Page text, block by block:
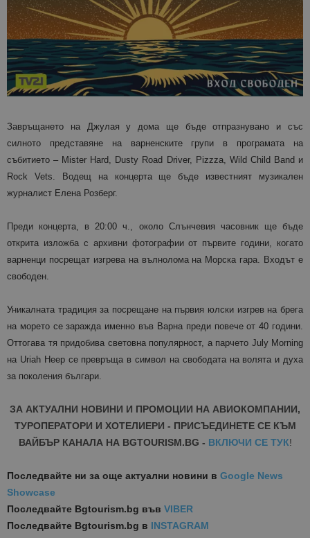
Завръщането на Джулая у дома ще бъде отпразнувано и със
силното представяне на варненските групи в програмата на
събитието – Mister Hard, Dusty Road Driver, Pizzza, Wild Child Band и
Rock Vets. Водещ на концерта ще бъде известният музикален
журналист Елена Розберг.
Преди концерта, в 20:00 ч., около Слънчевия часовник ще бъде
открита изложба с архивни фотографии от първите години, когато
варненци посрещат изгрева на вълнолома на Морска гара. Входът е
свободен.
Уникалната традиция за посрещане на първия юлски изгрев на брега
на морето се заражда именно във Варна преди повече от 40 години.
Оттогава тя придобива световна популярност, а парчето July Morning
на Uriah Heep се превръща в символ на свободата на волята и духа
за поколения българи.
ЗА АКТУАЛНИ НОВИНИ И ПРОМОЦИИ НА АВИОКОМПАНИИ,
ТУРОПЕРАТОРИ И ХОТЕЛИЕРИ - ПРИСЪЕДИНЕТЕ СЕ КЪМ
ВАЙБЪР КАНАЛА НА BGTOURISM.BG - ВКЛЮЧИ СЕ ТУК!
Последвайте ни за още актуални новини в Google News
Showcase
Последвайте Bgtourism.bg във VIBER
Последвайте Bgtourism.bg в INSTAGRAM